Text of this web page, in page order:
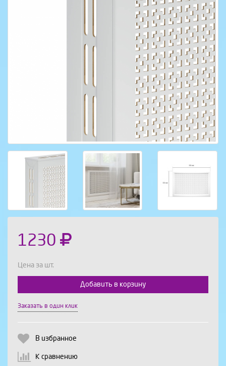
1230
Цена за шт.
Добавить в корзину
Заказать в один клик
В избранное
К сравнению